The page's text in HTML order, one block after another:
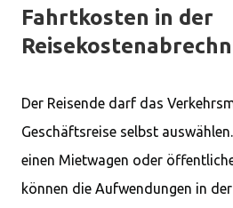
Fahrtkosten in der
Der Reisende darf das
Geschäftsreise selbst
einen Mietwagen oder
können die Aufwendungen in